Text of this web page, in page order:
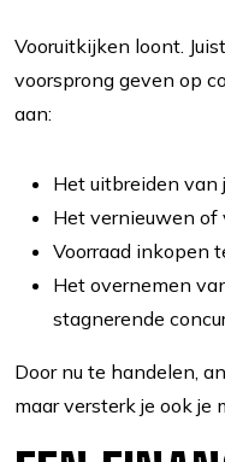
Vooruitkijken loont.
voorsprong geven op
aan:
Het uitbreiden van
Het vernieuwen of
Voorraad inkopen
Het overnemen
stagnerende
Door nu te handelen,
maar versterk je ook je